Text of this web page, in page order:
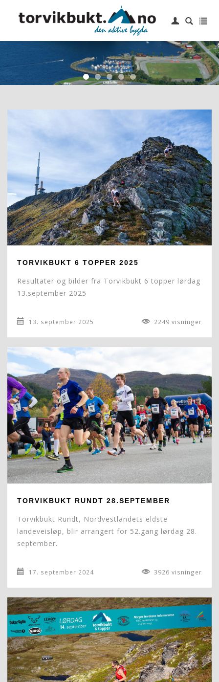
Login
Idrettslag
Kontakt oss
TORVIKBUKT 6 TOPPER 2025
Resultater og bilder fra Torvikbukt 6 topper lørdag
13.september 2025
13. september 2025 2249 visninger
TORVIKBUKT RUNDT 28.SEPTEMBER
Torvikbukt Rundt, Nordvestlandets eldste
landeveisløp, blir arrangert for 52.gang lørdag 28.
september.
17. september 2024 3926 visninger